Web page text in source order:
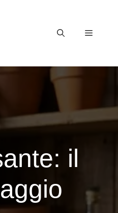
Menu
il